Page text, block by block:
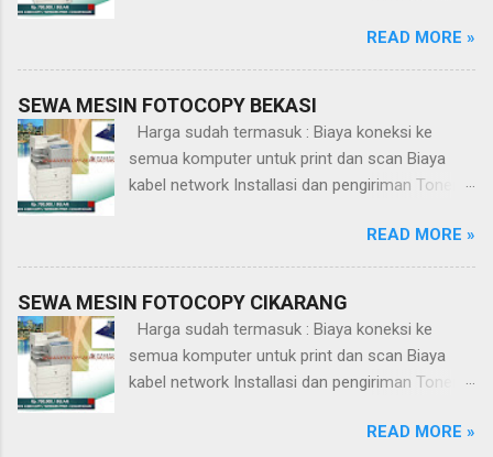
pengiri
arts
dan
service
melaku
kan
dan
Scan.
Konek
si
py ke
jaringa
n
ter
READ MORE »
SEWA MESIN FOTOCOPY BEKASI
Harga sudah termasuk : Biaya koneksi ke
semua komputer untuk print dan scan Biaya
kabel network Installasi dan pengiriman Toner,
READ MORE »
SEWA MESIN FOTOCOPY CIKARANG
Harga sudah termasuk : Biaya koneksi ke
semua komputer untuk print dan scan Biaya
kabel network Installasi dan pengiriman Toner,
READ MORE »